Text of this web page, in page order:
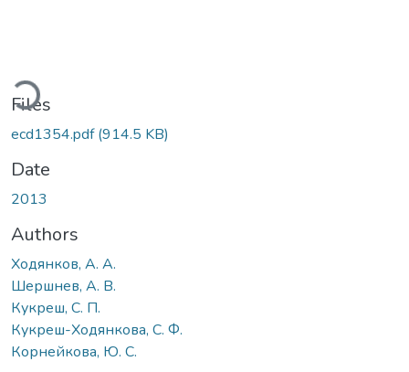
Files
ecd1354.pdf(914.5 KB)
Date
2013
Authors
Ходянков, А. А.
Шершнев, А. В.
Кукреш, С. П.
Кукреш-Ходянкова, С. Ф.
Корнейкова, Ю. С.